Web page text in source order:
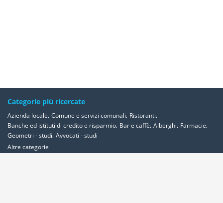
Categorie più ricercate
Azienda locale, Comune e servizi comunali, Ristoranti,
Banche ed istituti di credito e risparmio, Bar e caffè, Alberghi, Farmacie,
Geometri - studi, Avvocati - studi
Altre categorie